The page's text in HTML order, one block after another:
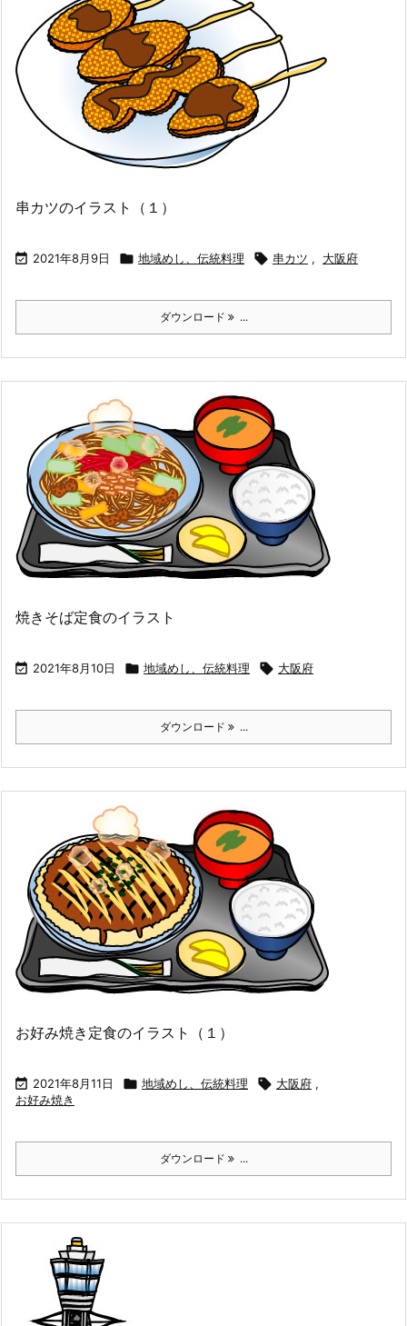
串カツのイラスト（１）
 2021年8月9日  地域めし、伝統料理  串カツ , 大阪府
ダウンロード ...
焼きそば定食のイラスト
 2021年8月10日  地域めし、伝統料理  大阪府
ダウンロード ...
お好み焼き定食のイラスト（１）
 2021年8月11日  地域めし、伝統料理  大阪府 ,
お好み焼き
ダウンロード ...